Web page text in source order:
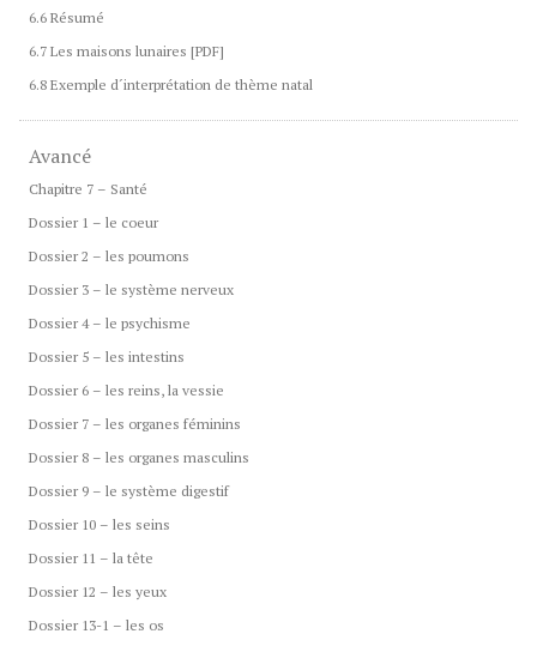
6.6 Résumé
6.7 Les maisons lunaires [PDF]
6.8 Exemple d´interprétation de thème natal
Avancé
Chapitre 7 – Santé
Dossier 1 – le coeur
Dossier 2 – les poumons
Dossier 3 – le système nerveux
Dossier 4 – le psychisme
Dossier 5 – les intestins
Dossier 6 – les reins, la vessie
Dossier 7 – les organes féminins
Dossier 8 – les organes masculins
Dossier 9 – le système digestif
Dossier 10 – les seins
Dossier 11 – la tête
Dossier 12 – les yeux
Dossier 13-1 – les os